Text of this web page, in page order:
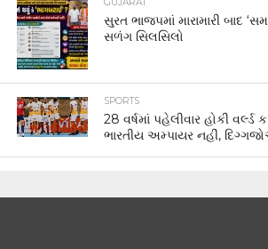
સુરત ભાજપમાં મારામારી બાદ
સળંગ સિલસિલો
SPORTS
28 વર્ષમાં પહેલીવાર હોકી
ભારતીય અમ્પાયર નહીં,